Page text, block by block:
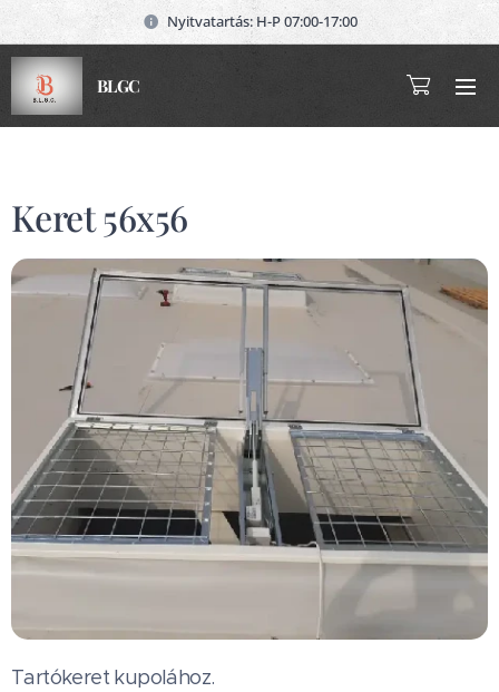
Nyitvatartás: H-P 07:00-17:00
BLGC
Keret 56x56
Tartókeret kupolához.